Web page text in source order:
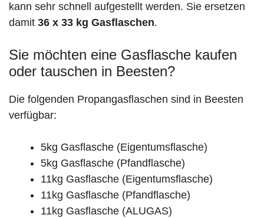
kann sehr schnell aufgestellt werden. Sie ersetzen
damit 36 x 33 kg Gasflaschen.
Sie möchten eine Gasflasche kaufen
oder tauschen in Beesten?
Die folgenden Propangasflaschen sind in Beesten
verfügbar:
5kg Gasflasche (Eigentumsflasche)
5kg Gasflasche (Pfandflasche)
11kg Gasflasche (Eigentumsflasche)
11kg Gasflasche (Pfandflasche)
11kg Gasflasche (ALUGAS)